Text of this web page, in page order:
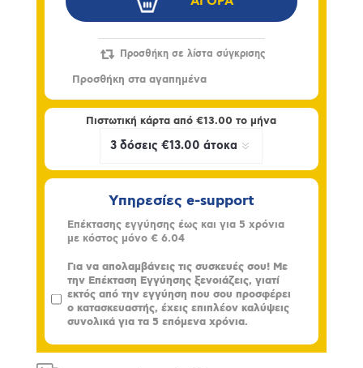
Πιστωτική κάρτα από€13.00 το μήνα
Υπηρεσίες e-support
Επέκτασης εγγύησης έως και για 5 χρόνια
με κόστος μόνο € 6.04
Για να απολαμβάνεις τις συσκευές σου! Με
την Επέκταση Εγγύησης ξενοιάζεις, γιατί
εκτός από την εγγύηση που σου προσφέρει
ο κατασκευαστής, έχεις επιπλέον καλύψεις
συνολικά για τα 5 επόμενα χρόνια.